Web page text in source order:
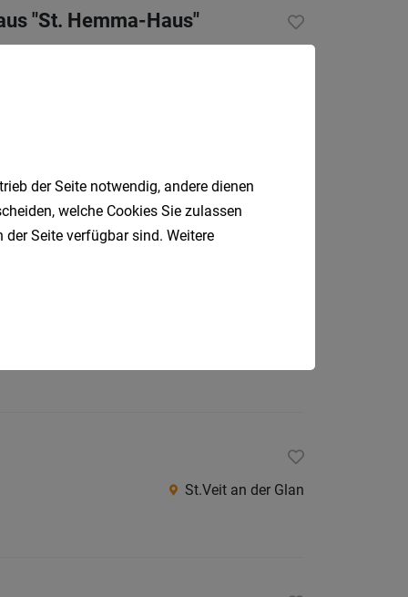
"St. Hemma-Haus"
in Teilbeschäftigung (85 %)
St.Veit an der Glan
der Seite notwendig, andere dienen
welche Cookies Sie zulassen
Seite verfügbar sind. Weitere